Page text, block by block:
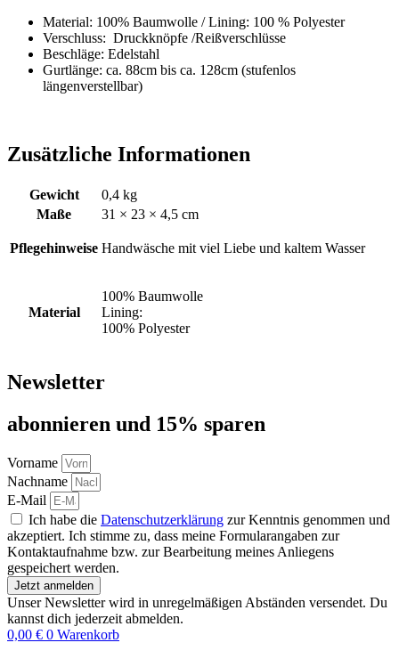
Material: 100% Baumwolle / Lining: 100 % Polyester
Verschluss: Druckknöpfe /Reißverschlüsse
Beschläge: Edelstahl
Gurtlänge: ca. 88cm bis ca. 128cm (stufenlos
längenverstellbar)
Zusätzliche Informationen
Gewicht
0,4 kg
Maße
31 × 23 × 4,5 cm
Pflegehinweise Handwäsche mit viel Liebe und kaltem Wasser
Material
100% Baumwolle
Lining:
100% Polyester
Newsletter
abon­nie­ren und 15% sparen
Vorname
Nachname
E-Mail
Ich habe die Datenschutzerklärung zur Kenntnis genommen und
akzeptiert. Ich stimme zu, dass meine Formularangaben zur
Kontaktaufnahme bzw. zur Bearbeitung meines Anliegens
gespeichert werden.
Jetzt anmelden
Unser Newsletter wird in unregelmäßigen Abständen versendet. Du
kannst dich jederzeit abmelden.
0,00 € 0 Warenkorb